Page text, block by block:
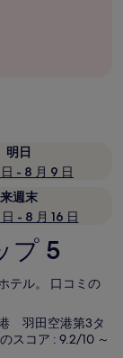
明日
- 8 月 9 日
来週末
- 8 月 16 日
プ 5
テル。 口コミの
羽田空港第3タ
スコア : 9.2/10 ～